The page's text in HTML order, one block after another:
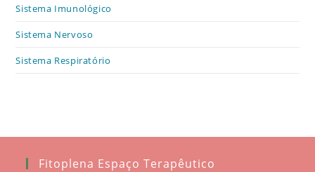
Sistema Imunológico
Sistema Nervoso
Sistema Respiratório
Fitoplena Espaço Terapêutico